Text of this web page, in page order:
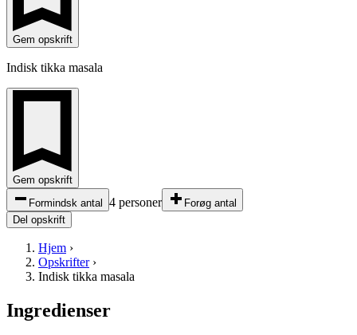
Gem opskrift
Indisk tikka masala
Gem opskrift
Formindsk antal
4 personer
Forøg antal
Del opskrift
Hjem ›
Opskrifter›
Indisk tikka masala
Ingredienser